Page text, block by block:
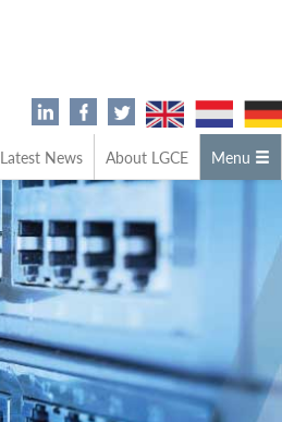
Latest News About LGCE Menu